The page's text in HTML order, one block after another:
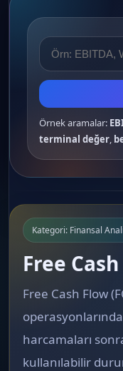
Örnek aramalar:
terminal değer,
Kategori: Finansal
Free
Free Cash Flow
harcamaları
kullanılabilir